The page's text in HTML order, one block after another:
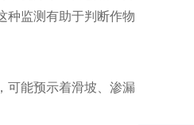
种监测有助于判断作物
能预示着滑坡、渗漏